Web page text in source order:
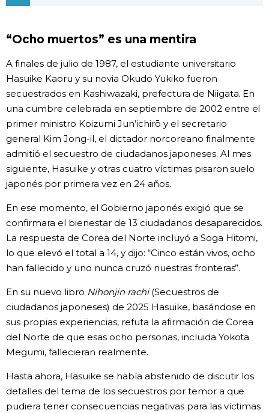
Tokio
Avisos
“Ocho muertos” es una mentira
A finales de julio de 1987, el estudiante universitario
Hasuike Kaoru y su novia Okudo Yukiko fueron
secuestrados en Kashiwazaki, prefectura de Niigata. En
una cumbre celebrada en septiembre de 2002 entre el
primer ministro Koizumi Jun’ichirō y el secretario
general Kim Jong-il, el dictador norcoreano finalmente
admitió el secuestro de ciudadanos japoneses. Al mes
siguiente, Hasuike y otras cuatro víctimas pisaron suelo
japonés por primera vez en 24 años.
En ese momento, el Gobierno japonés exigió que se
confirmara el bienestar de 13 ciudadanos desaparecidos.
La respuesta de Corea del Norte incluyó a Soga Hitomi,
lo que elevó el total a 14, y dijo: “Cinco están vivos, ocho
han fallecido y uno nunca cruzó nuestras fronteras”.
En su nuevo libro Nihonjin rachi(Secuestros de
ciudadanos japoneses) de 2025 Hasuike, basándose en
sus propias experiencias, refuta la afirmación de Corea
del Norte de que esas ocho personas, incluida Yokota
Megumi, fallecieran realmente.
Hasta ahora, Hasuike se había abstenido de discutir los
detalles del tema de los secuestros por temor a que
pudiera tener consecuencias negativas para las víctimas